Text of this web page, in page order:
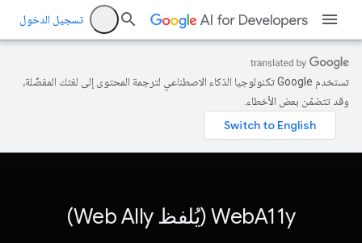
تسجيل الدخول
تستخدم Google تكنولوجيا الذكاء الاصطناعي لترجمة المحتوى إلى لغتك المفضّلة،
وقد تتضمّن بعض الأخطاء.
WebA11y (يُلفظ Web Ally)